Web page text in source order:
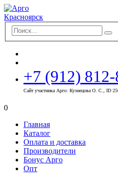
+7 (912)
Сайт участника Арго: Кузнецова О. С., ID
0
Главная
Каталог
Оплата и доставка
Производители
Бонус Арго
Опт